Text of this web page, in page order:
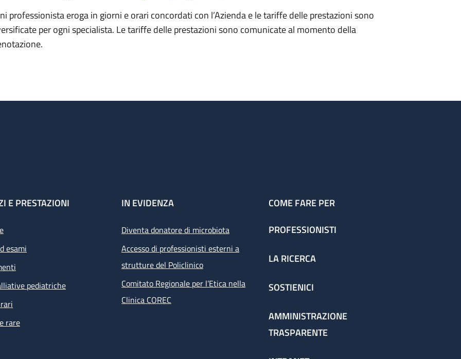
professionista eroga in giorni e orari concordati con l’Azienda e le tariffe delle prestazioni sono
per ogni specialista. Le tariffe delle prestazioni sono comunicate al momento della
E PRESTAZIONI
esami
pediatriche
rare
IN EVIDENZA
Diventa donatore di microbiota
Accesso di professionisti esterni a
strutture del Policlinico
Comitato Regionale per l’Etica nella
Clinica COREC
COME FARE PER
PROFESSIONISTI
LA RICERCA
SOSTIENICI
AMMINISTRAZIONE
TRASPARENTE